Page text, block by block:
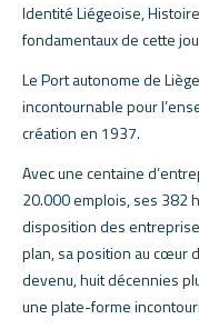
Identité Liégeoise,
fondamentaux de cette
Le Port autonome de
incontournable pour
création en 1937.
Avec une centaine
20.000 emplois, ses 382
disposition des
plan, sa position au cœur
devenu, huit décennies
une plate-forme